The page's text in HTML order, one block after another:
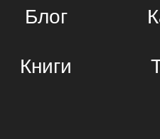
Блог
Книги